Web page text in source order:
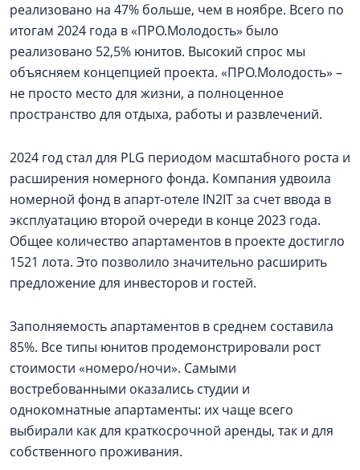
реализовано на 47% больше, чем в ноябре. Всего по
итогам 2024 года в «ПРО.Молодость» было
реализовано 52,5% юнитов. Высокий спрос мы
объясняем концепцией проекта. «ПРО.Молодость» –
не просто место для жизни, а полноценное
пространство для отдыха, работы и развлечений.
2024 год стал для PLG периодом масштабного роста и
расширения номерного фонда. Компания удвоила
номерной фонд в апарт-отеле IN2IT за счет ввода в
эксплуатацию второй очереди в конце 2023 года.
Общее количество апартаментов в проекте достигло
1521 лота. Это позволило значительно расширить
предложение для инвесторов и гостей.
Заполняемость апартаментов в среднем составила
85%. Все типы юнитов продемонстрировали рост
стоимости «номеро/ночи». Самыми
востребованными оказались студии и
однокомнатные апартаменты: их чаще всего
выбирали как для краткосрочной аренды, так и для
собственного проживания.